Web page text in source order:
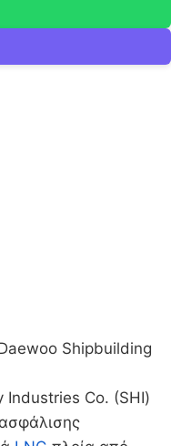
Shipbuilding
Co. (SHΙ)